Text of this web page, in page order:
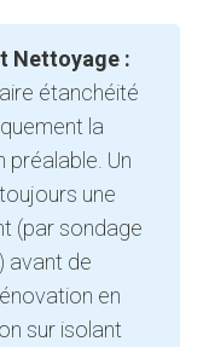
Nettoyage :
étanchéité
la
Un
une
(par sondage
avant de
en
sur isolant